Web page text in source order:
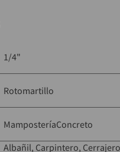
1/4"
Rotomartillo
MamposteríaConcreto
Albañil Carpintero Cerrajero